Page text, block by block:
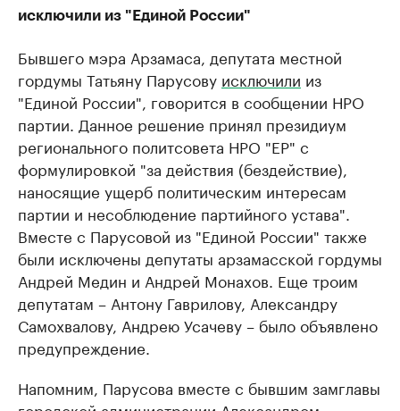
исключили из "Единой России"
Бывшего мэра Арзамаса, депутата местной
гордумы Татьяну Парусову исключили из
"Единой России", говорится в сообщении НРО
партии. Данное решение принял президиум
регионального политсовета НРО "ЕР" с
формулировкой "за действия (бездействие),
наносящие ущерб политическим интересам
партии и несоблюдение партийного устава".
Вместе с Парусовой из "Единой России" также
были исключены депутаты арзамасской гордумы
Андрей Медин и Андрей Монахов. Еще троим
депутатам – Антону Гаврилову, Александру
Самохвалову, Андрею Усачеву ​– было объявлено
предупреждение.
Напомним, Парусова вместе с бывшим замглавы